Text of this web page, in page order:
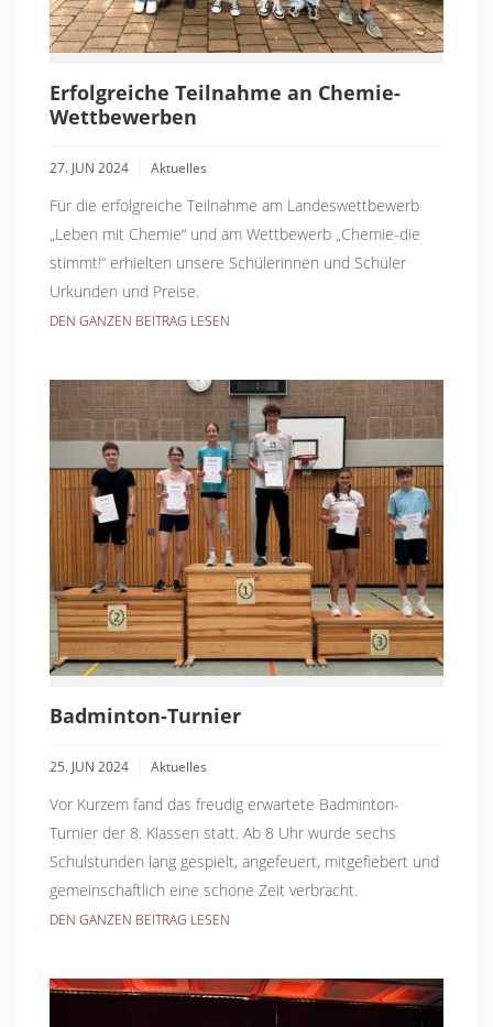
Erfolgreiche Teilnahme an Chemie-
Wettbewerben
27. JUN 2024 Aktuelles
Für die erfolgreiche Teilnahme am Landeswettbewerb
„Leben mit Chemie“ und am Wettbewerb „Chemie-die
stimmt!“ erhielten unsere Schülerinnen und Schüler
Urkunden und Preise.
DEN GANZEN BEITRAG LESEN
Badminton-Turnier
25. JUN 2024 Aktuelles
Vor Kurzem fand das freudig erwartete Badminton-
Turnier der 8. Klassen statt. Ab 8 Uhr wurde sechs
Schulstunden lang gespielt, angefeuert, mitgefiebert und
gemeinschaftlich eine schöne Zeit verbracht.
DEN GANZEN BEITRAG LESEN